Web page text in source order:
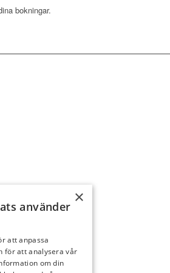
bokningar.
×
använder
att anpassa
för att analysera vår
om din